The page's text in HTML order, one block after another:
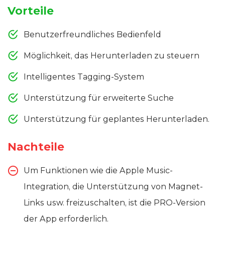
Vorteile
Benutzerfreundliches Bedienfeld
Möglichkeit, das Herunterladen zu steuern
Intelligentes Tagging-System
Unterstützung für erweiterte Suche
Unterstützung für geplantes Herunterladen.
Nachteile
Um Funktionen wie die Apple Music-
Integration, die Unterstützung von Magnet-
Links usw. freizuschalten, ist die PRO-Version
der App erforderlich.